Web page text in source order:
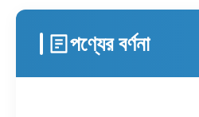
পণ্যের বর্ণনা